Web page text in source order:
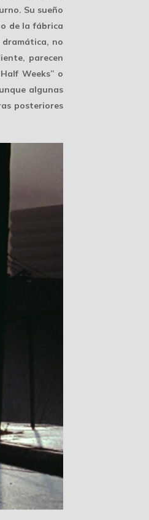
Su sueño
de la fábrica
dramática, no
parecen
Weeks” o
algunas
posteriores